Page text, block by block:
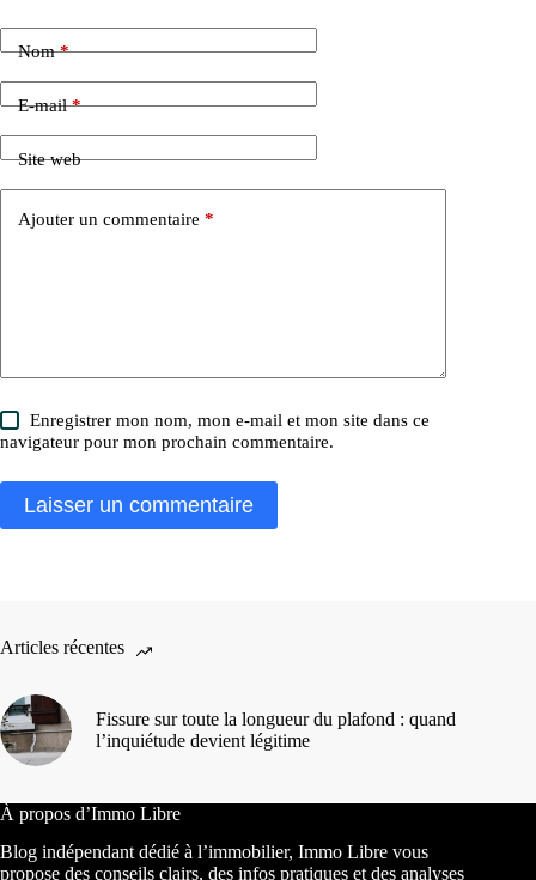
Nom*
E-mail*
Site web
Ajouter un commentaire *
Enregistrer mon nom, mon e-mail et mon site dans ce
navigateur pour mon prochain commentaire.
Laisser un commentaire
Articles récentes
Fissure sur toute la longueur du plafond : quand
l’inquiétude devient légitime
À propos d’Immo Libre
Blog indépendant dédié à l’immobilier, Immo Libre vous
propose des conseils clairs, des infos pratiques et des analyses